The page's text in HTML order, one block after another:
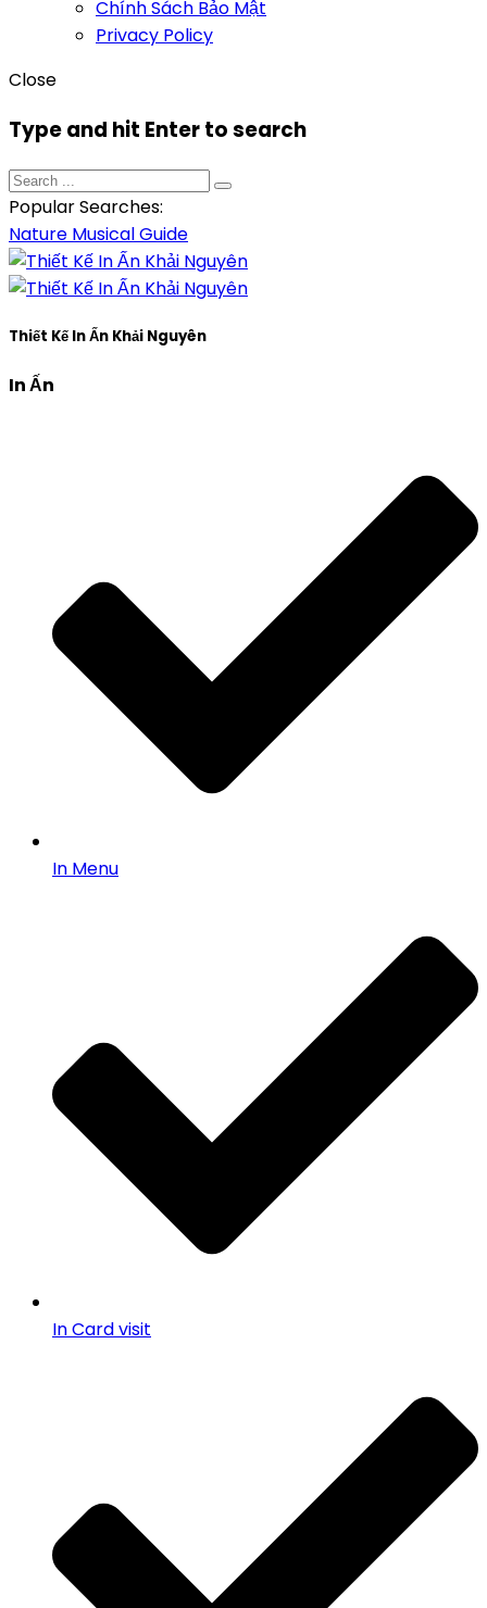
Chính Sách Bảo Mật
Privacy Policy
Close
Type and hit Enter to search
Popular Searches:
Nature MusicalGuide
Thiết Kế In Ấn Khải Nguyên
In Ấn
In Menu
In Card visit